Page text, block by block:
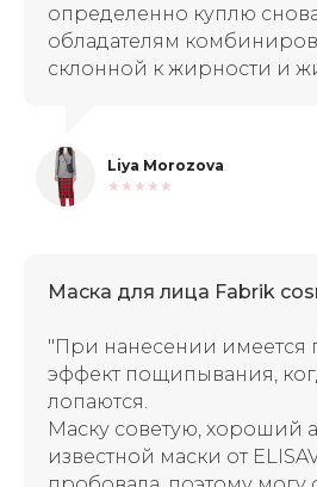
определенно куплю
обладателям
склонной к жирности и
Liya Morozova
★★★★★
Маска для лица Fabrik
"При нанесении имеется
эффект пощипывания,
лопаются.
Маску советую, хороший
известной маски от